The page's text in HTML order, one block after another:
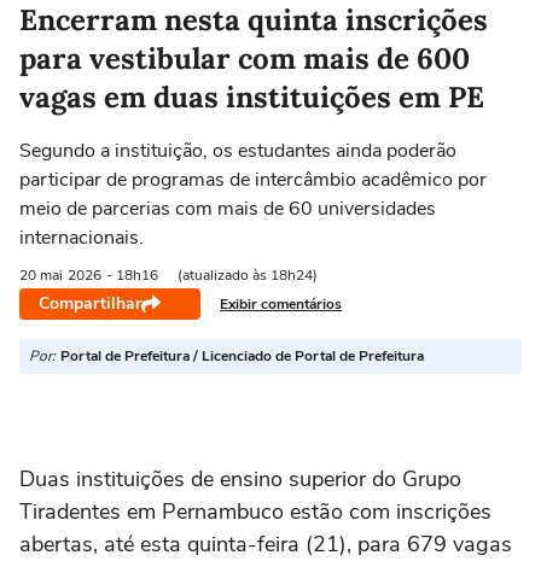
Encerram nesta quinta inscrições
para vestibular com mais de 600
vagas em duas instituições em PE
Segundo a instituição, os estudantes ainda poderão
participar de programas de intercâmbio acadêmico por
meio de parcerias com mais de 60 universidades
internacionais.
20 mai 2026 - 18h16 (atualizado às 18h24)
Compartilhar Exibir comentários
Por: Portal de Prefeitura / Licenciado de Portal de Prefeitura
Duas instituições de ensino superior do Grupo
Tiradentes em Pernambuco estão com inscrições
abertas, até esta quinta-feira (21), para 679 vagas